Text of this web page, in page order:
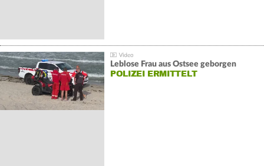
Leblose Frau aus Ostsee geborgen
POLIZEI ERMITTELT